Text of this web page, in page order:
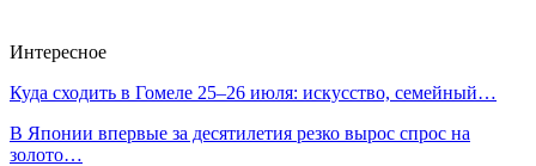
Интересное
Куда сходить в Гомеле 25–26 июля: искусство, семейный…
В Японии впервые за десятилетия резко вырос спрос на
золото…